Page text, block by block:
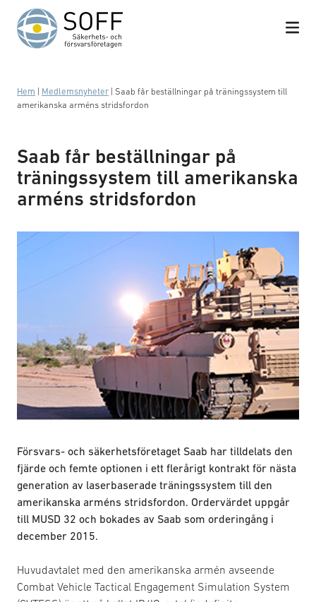
Hoppa till innehåll
Hem Medlemsnyheter
Saab får beställningar på träningssystem till
amerikanska arméns stridsfordon
Saab får beställningar på
träningssystem till amerikanska
arméns stridsfordon
Försvars- och säkerhetsföretaget Saab har tilldelats den
fjärde och femte optionen i ett flerårigt kontrakt för nästa
generation av laserbaserade träningssystem till den
amerikanska arméns stridsfordon. Ordervärdet uppgår
till MUSD 32 och bokades av Saab som orderingång i
december 2015.
Huvudavtalet med den amerikanska armén avseende
Combat Vehicle Tactical Engagement Simulation System